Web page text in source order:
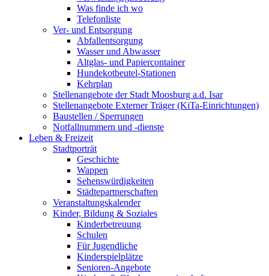
Was finde ich wo
Telefonliste
Ver- und Entsorgung
Abfallentsorgung
Wasser und Abwasser
Altglas- und Papiercontainer
Hundekotbeutel-Stationen
Kehrplan
Stellenangebote der Stadt Moosburg a.d. Isar
Stellenangebote Externer Träger (KiTa-Einrichtungen)
Baustellen / Sperrungen
Notfallnummern und -dienste
Leben & Freizeit
Stadtporträt
Geschichte
Wappen
Sehenswürdigkeiten
Städtepartnerschaften
Veranstaltungskalender
Kinder, Bildung & Soziales
Kinderbetreuung
Schulen
Für Jugendliche
Kinderspielplätze
Senioren-Angebote